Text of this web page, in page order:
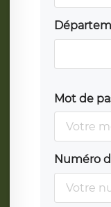
Mot de
Numéro